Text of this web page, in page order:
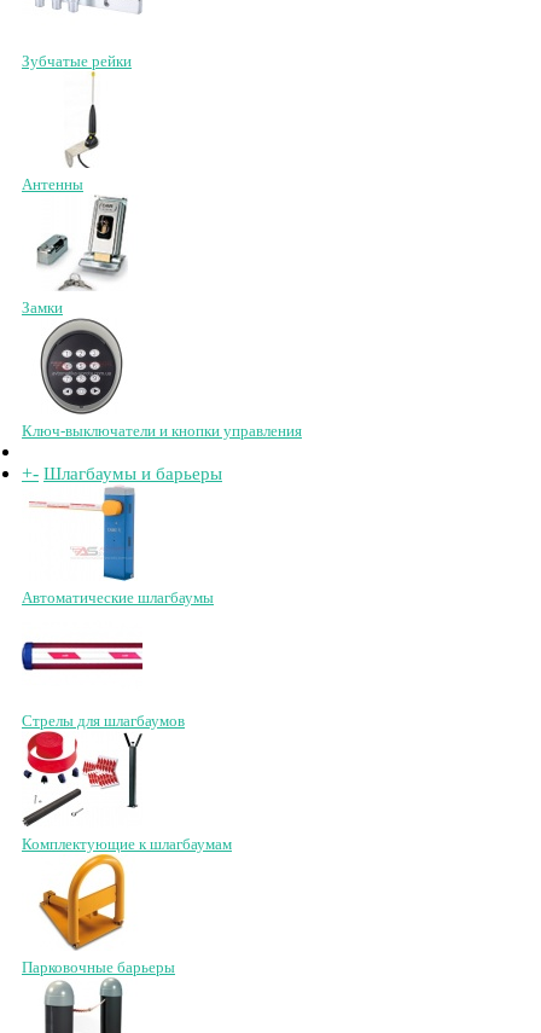
Зубчатые рейки
Антенны
Замки
Ключ-выключатели и кнопки управления
+- Шлагбаумы и барьеры
Автоматические шлагбаумы
Стрелы для шлагбаумов
Комплектующие к шлагбаумам
Парковочные барьеры